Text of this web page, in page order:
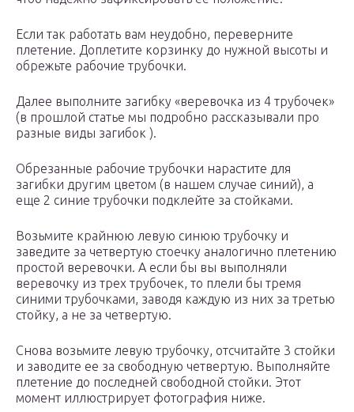
Если так работать вам неудобно, переверните
плетение. Доплетите корзинку до нужной высоты и
обрежьте рабочие трубочки.
Далее выполните загибку «веревочка из 4 трубочек»
(в прошлой статье мы подробно рассказывали про
разные виды загибок ).
Обрезанные рабочие трубочки нарастите для
загибки другим цветом (в нашем случае синий), а
еще 2 синие трубочки подклейте за стойками.
Возьмите крайнюю левую синюю трубочку и
заведите за четвертую стоечку аналогично плетению
простой веревочки. А если бы вы выполняли
веревочку из трех трубочек, то плели бы тремя
синими трубочками, заводя каждую из них за третью
стойку, а не за четвертую.
Снова возьмите левую трубочку, отсчитайте 3 стойки
и заводите ее за свободную четвертую. Выполняйте
плетение до последней свободной стойки. Этот
момент иллюстрирует фотография ниже.